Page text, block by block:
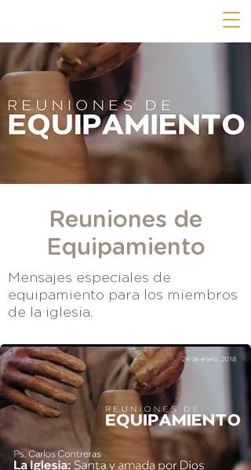
Reuniones de
Equipamiento
Mensajes especiales de
equipamiento para los miembros
de la iglesia.